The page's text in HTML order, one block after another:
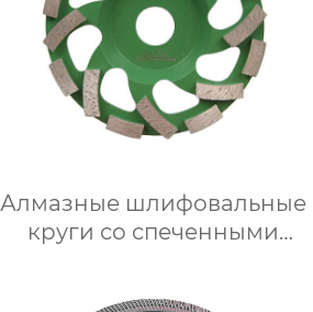
Алмазные шлифовальные
круги со спеченными